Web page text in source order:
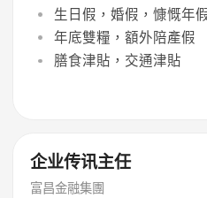
生日假，婚假，慷慨年
年底雙糧，額外陪產假
膳食津貼，交通津貼
企业传讯主任
富昌金融集團